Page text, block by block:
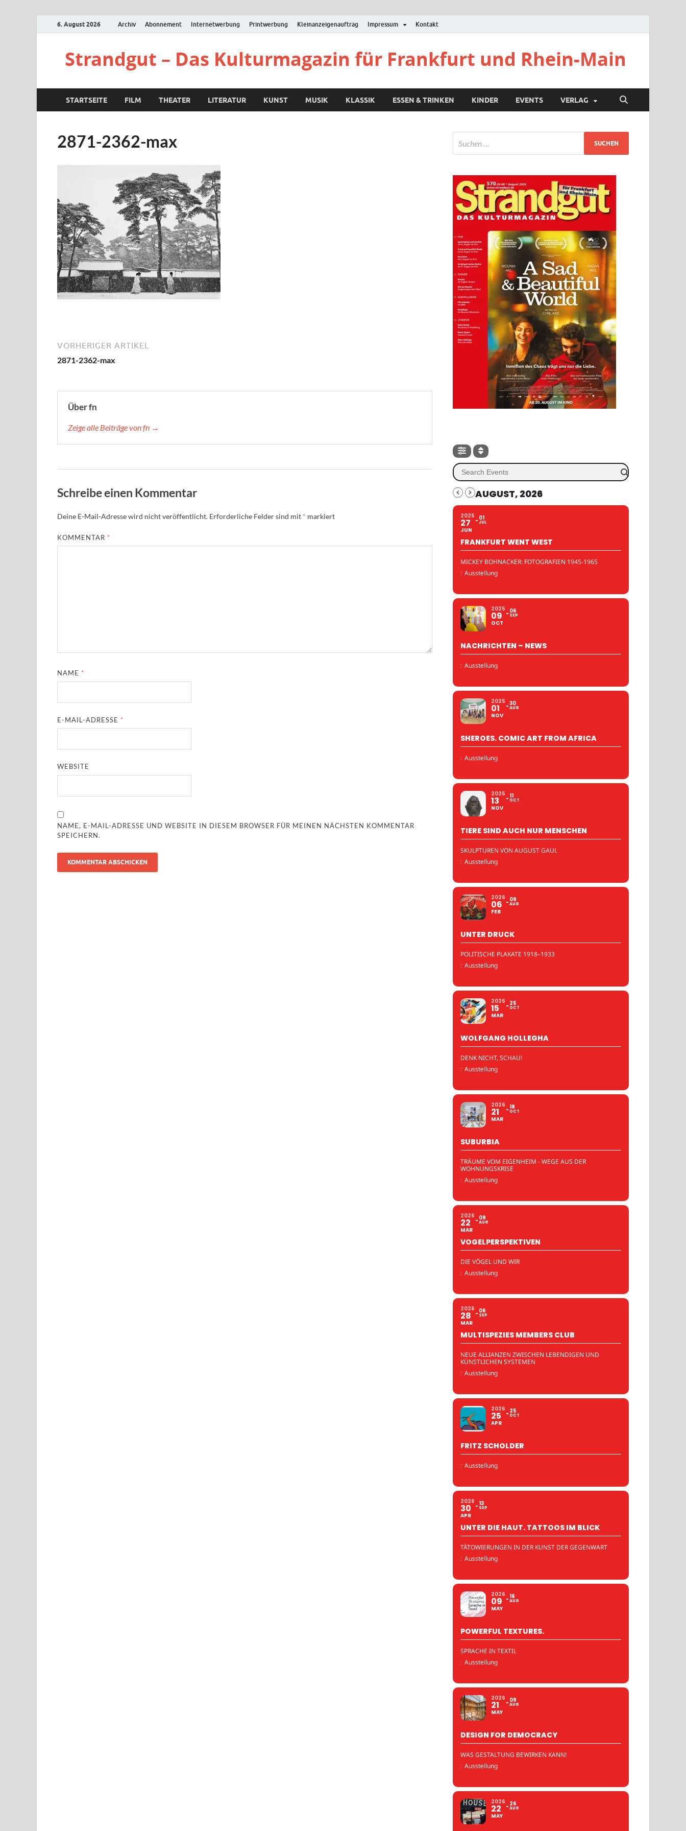
6. August 2026 Archiv Abonnement Internetwerbung Printwerbung Kleinanzeigenauftrag Impressum Kontakt
Strandgut – Das Kulturmagazin für Frankfurt und Rhein-Main
STARTSEITE FILM THEATER LITERATUR KUNST MUSIK KLASSIK ESSEN & TRINKEN KINDER EVENTS VERLAG
2871-2362-max
VORHERIGER ARTIKEL
2871-2362-max
Über fn
Zeige alle Beiträge von fn →
Schreibe einen Kommentar
Deine E-Mail-Adresse wird nicht veröffentlicht. Erforderliche Felder sind mit * markiert
KOMMENTAR *
NAME *
E-MAIL-ADRESSE *
WEBSITE
NAME, E-MAIL-ADRESSE UND WEBSITE IN DIESEM BROWSER FÜR MEINEN NÄCHSTEN KOMMENTAR
SPEICHERN.
AUGUST, 2026
2025
27
JUN
01
JUL
FRANKFURT WENT WEST
MICKEY BOHNACKER: FOTOGRAFIEN 1945-1965
: Ausstellung
2025
09
OCT
06
SEP
NACHRICHTEN – NEWS
: Ausstellung
2025
01
NOV
30
AUG
SHEROES. COMIC ART FROM AFRICA
: Ausstellung
2025
13
NOV
11
OCT
TIERE SIND AUCH NUR MENSCHEN
SKULPTUREN VON AUGUST GAUL
: Ausstellung
2026
06
FEB
09
AUG
UNTER DRUCK
POLITISCHE PLAKATE 1918–1933
: Ausstellung
2026
15
MAR
25
OCT
WOLFGANG HOLLEGHA
DENK NICHT, SCHAU!
: Ausstellung
2026
21
MAR
18
OCT
SUBURBIA
TRÄUME VOM EIGENHEIM - WEGE AUS DER
WOHNUNGSKRISE
: Ausstellung
2026
22
MAR
09
AUG
VOGELPERSPEKTIVEN
DIE VÖGEL UND WIR
: Ausstellung
2026
28
MAR
06
SEP
MULTISPEZIES MEMBERS CLUB
NEUE ALLIANZEN ZWISCHEN LEBENDIGEN UND
KÜNSTLICHEN SYSTEMEN
: Ausstellung
2026
25
APR
25
OCT
FRITZ SCHOLDER
: Ausstellung
2026
30
APR
13
SEP
UNTER DIE HAUT. TATTOOS IM BLICK
TÄTOWIERUNGEN IN DER KUNST DER GEGENWART
: Ausstellung
2026
09
MAY
16
AUG
POWERFUL TEXTURES.
SPRACHE IN TEXTIL
: Ausstellung
2026
21
MAY
09
AUG
DESIGN FOR DEMOCRACY
WAS GESTALTUNG BEWIRKEN KANN!
: Ausstellung
2026
22
MAY
26
AUG